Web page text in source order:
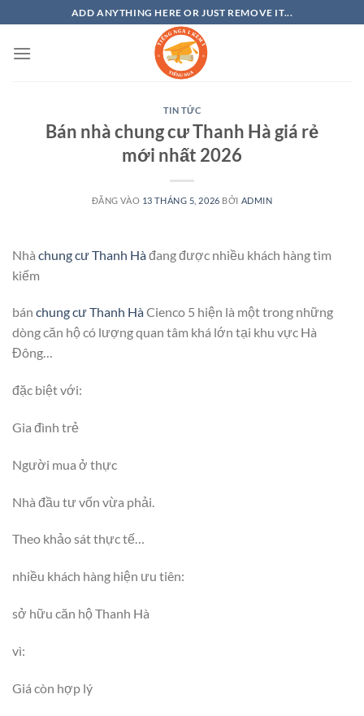
qua
nội
ADD ANYTHING HERE OR JUST REMOVE IT...
TIN TỨC
Bán nhà chung cư Thanh Hà giá rẻ
mới nhất 2026
ĐĂNG VÀO 13 THÁNG 5, 2026 BỞI ADMIN
Nhà chung cư Thanh Hàđang được nhiều khách hàng tìm
kiếm
bán chung cư Thanh HàCienco 5 hiện là một trong những
dòng căn hộ có lượng quan tâm khá lớn tại khu vực Hà
Đông…
đặc biệt với:
Gia đình trẻ
Người mua ở thực
Nhà đầu tư vốn vừa phải.
Theo khảo sát thực tế…
nhiều khách hàng hiện ưu tiên:
sở hữu căn hộ Thanh Hà
vì:
Giá còn hợp lý